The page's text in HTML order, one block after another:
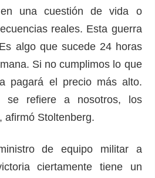
una cuestión de vida o
reales. Esta guerra
algo que sucede 24 horas
Si no cumplimos lo que
pagará el precio más alto.
se refiere a nosotros, los
afirmó Stoltenberg.
de equipo militar a
ciertamente tiene un